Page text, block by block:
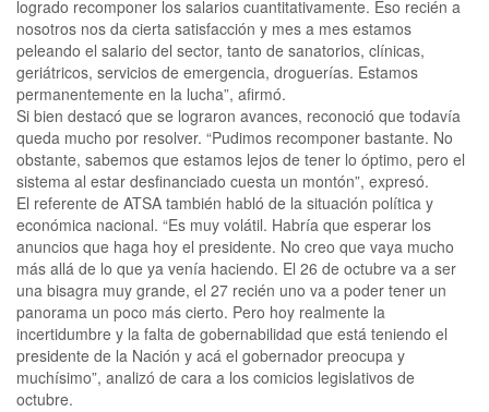
logrado recomponer los salarios cuantitativamente. Eso recién a
nosotros nos da cierta satisfacción y mes a mes estamos
peleando el salario del sector, tanto de sanatorios, clínicas,
geriátricos, servicios de emergencia, droguerías. Estamos
permanentemente en la lucha”, afirmó.
Si bien destacó que se lograron avances, reconoció que todavía
queda mucho por resolver. “Pudimos recomponer bastante. No
obstante, sabemos que estamos lejos de tener lo óptimo, pero el
sistema al estar desfinanciado cuesta un montón”, expresó.
El referente de ATSA también habló de la situación política y
económica nacional. “Es muy volátil. Habría que esperar los
anuncios que haga hoy el presidente. No creo que vaya mucho
más allá de lo que ya venía haciendo. El 26 de octubre va a ser
una bisagra muy grande, el 27 recién uno va a poder tener un
panorama un poco más cierto. Pero hoy realmente la
incertidumbre y la falta de gobernabilidad que está teniendo el
presidente de la Nación y acá el gobernador preocupa y
muchísimo”, analizó de cara a los comicios legislativos de
octubre.